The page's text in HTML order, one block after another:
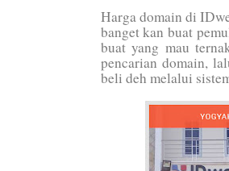
Harga domain di
banget kan buat
buat yang mau
pencarian domain,
beli deh melalui